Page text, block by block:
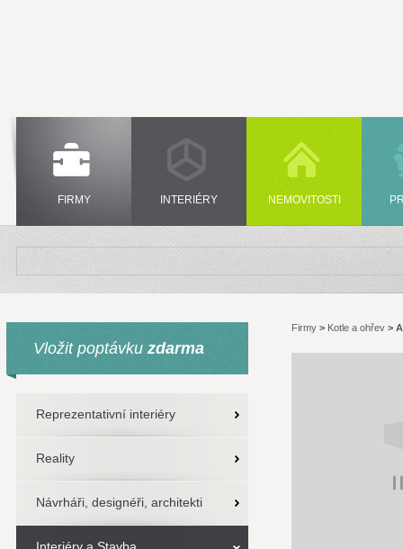
FIRMY INTERIÉRY NEMOVITOSTI
Vložit poptávku zdarma
Reprezentativní interiéry
Reality
Návrháři, designéři, architekti
Firmy > Kotle a ohřev >